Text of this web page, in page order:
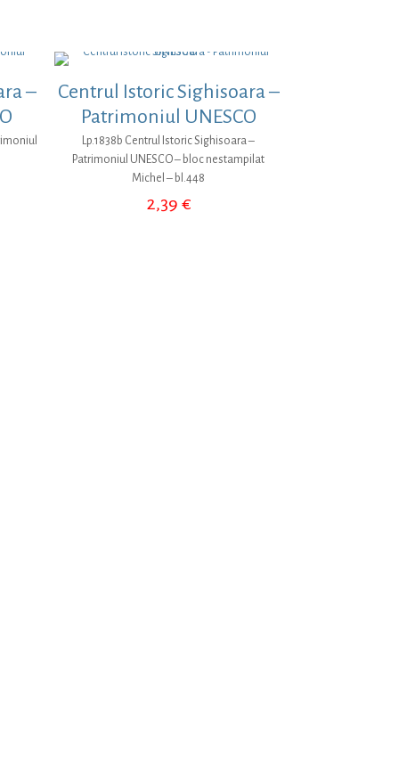
–
Centrul Istoric Sighisoara –
Patrimoniul UNESCO
Lp.1838b Centrul Istoric Sighisoara –
Patrimoniul UNESCO – bloc nestampilat
Michel – bl.448
2,39 €